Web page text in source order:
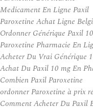
Medicament En Ligne Paxil
Paroxetine Achat Ligne
Ordonner Générique Paxil
Paroxetine Pharmacie En
Acheter Du Vrai Générique
Achat Du Paxil 10 mg En
Combien Paxil Paroxetine
ordonner Paroxetine à prix
Comment Acheter Du Paxil